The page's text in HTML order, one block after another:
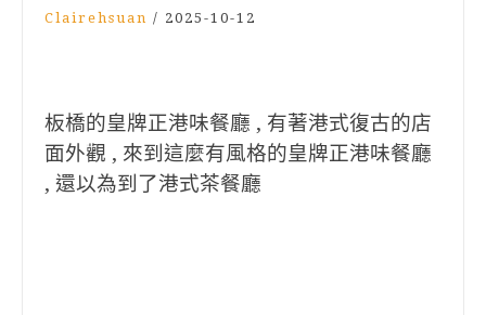
Clairehsuan / 2025-10-12
板橋的皇牌正港味餐廳 , 有著港式復古的店
面外觀 , 來到這麼有風格的皇牌正港味餐廳
, 還以為到了港式茶餐廳